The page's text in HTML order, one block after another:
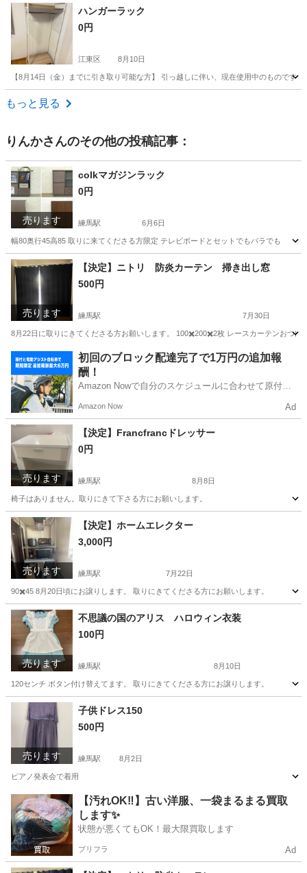
東京 江東区 収納家具 状態
ハンガーラック
0円
江東区 8月10日
【8月14日（金）までに引き取り可能な方】 引っ越しに伴い、現在使用中のもので
東京 江東区
もっと見る
りんかさんのその他の投稿記事：
売ります
colkマガジンラック
0円
練馬駅 6月6日
幅80奥行45高85 取りに来てくださる方限定 テレビボードとセットでもバラでも
東京 練馬区 練馬駅 収納家具
売ります
【決定】ニトリ 防炎カーテン 掃き出し窓
500円
練馬駅 7月30日
8月22日に取りにきてくださる方お願いします。 100✖️200✖️2枚 レースカーテンおつけ
練馬駅 カーテン、ブラインド
初回のブロック配達完了で1万円の追加報
酬！
Amazon Nowで自分のスケジュールに合わせて原付や
う！
Amazon Now Ad
売ります
【決定】Francfrancドレッサー
0円
練馬駅 8月8日
椅子はありません。取りにきて下さる方にお願いします。
東京 練馬区 練馬駅 ドレッサー
売ります
【決定】ホームエレクター
3,000円
練馬駅 7月22日
90✖️45 8月20日頃にお譲りします。 取りにきてくださる方にお願いします。
東京 練馬区 練馬駅 収納家具
売ります
不思議の国のアリス ハロウィン衣装
100円
練馬駅 8月10日
120センチ ボタン付け替えてます。 取りにきてくださる方にお譲りします。
東京 練馬区 練馬駅
売ります
子供ドレス150
500円
練馬駅 8月2日
ピアノ発表会で着用
東京 練馬区 練馬駅 キッズ用品
【汚れOK‼️】古い洋服、一袋まるまる買取
します✨
状態が悪くてもOK！最大限買取します
プリフラ Ad